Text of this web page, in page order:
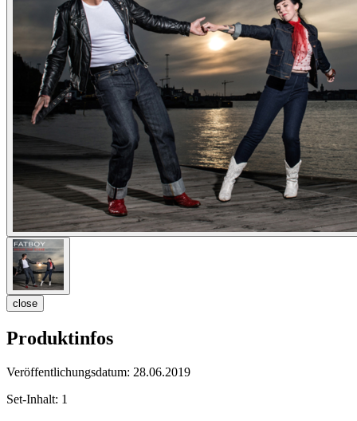
close
Produktinfos
Veröffentlichungsdatum: 28.06.2019
Set-Inhalt: 1